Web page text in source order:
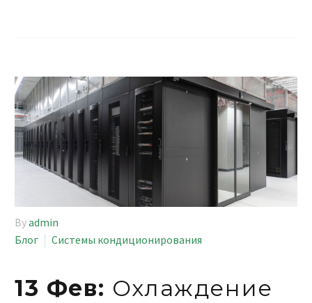
Byadmin
Блог
Системы кондиционирования
13 Фев: Охлаждение